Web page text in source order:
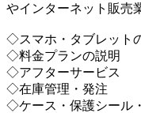
やインターネット販売
◇スマホ・タブレット
◇料金プランの説明
◇アフターサービス
◇在庫管理・発注
◇ケース・保護シール